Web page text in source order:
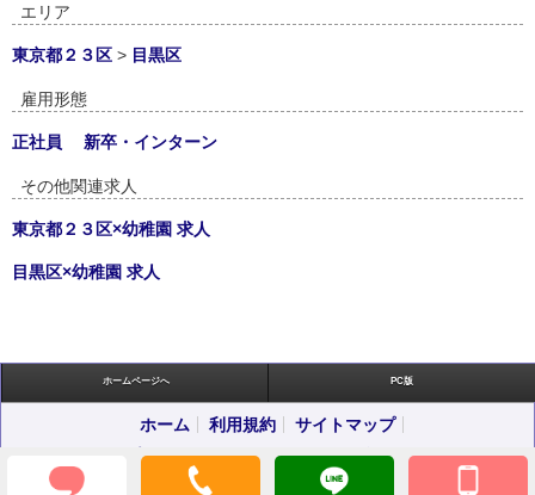
エリア
東京都２３区 > 目黒区
雇用形態
正社員 新卒・インターン
その他関連求人
東京都２３区×幼稚園 求人
目黒区×幼稚園 求人
ホームページへ PC版
ホーム 利用規約
サイトマップ
プライバシーポリシー
お問い合わせ